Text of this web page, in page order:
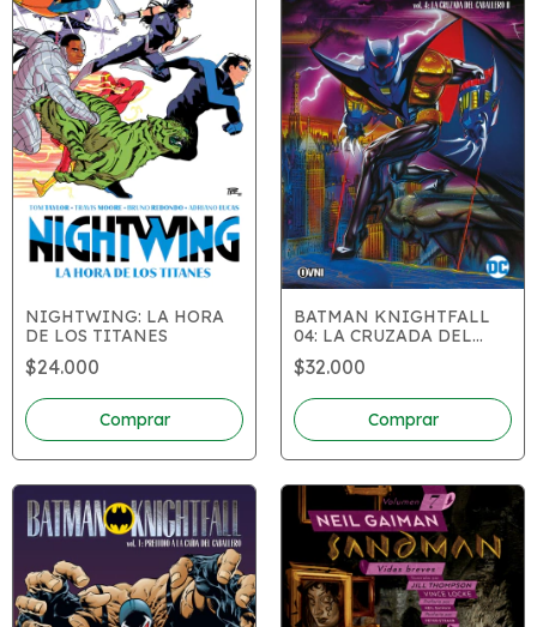
NIGHTWING: LA HORA
DE LOS TITANES
$24.000
BATMAN KNIGHTFALL
04: LA CRUZADA DEL
CABALLERO II
$32.000